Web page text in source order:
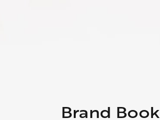
Brand Book